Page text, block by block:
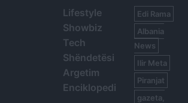
Lifestyle
Showbiz
Tech
Shëndetësi
Argetim
Enciklopedi
Edi Rama
Albania
News
Ilir Meta
Piranjat
gazeta,